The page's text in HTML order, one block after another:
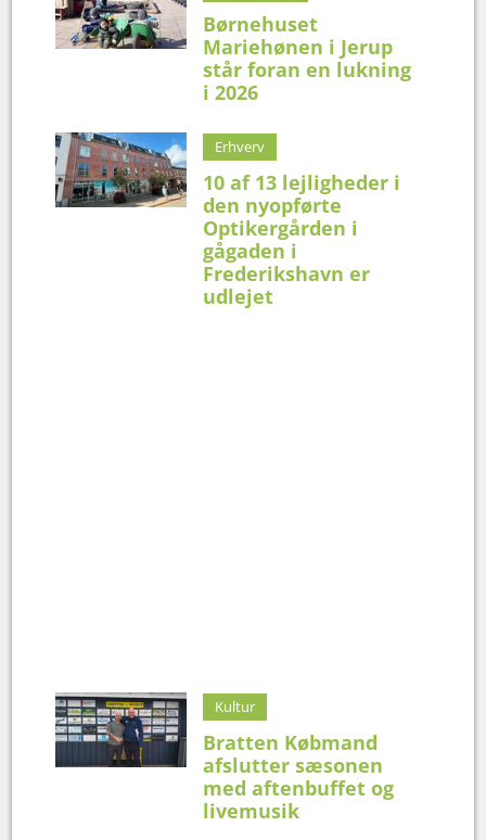
Børnehuset
Mariehønen i Jerup
står foran en lukning
i 2026
Erhverv
10 af 13 lejligheder i
den nyopførte
Optikergården i
gågaden i
Frederikshavn er
udlejet
Kultur
Bratten Købmand
afslutter sæsonen
med aftenbuffet og
livemusik